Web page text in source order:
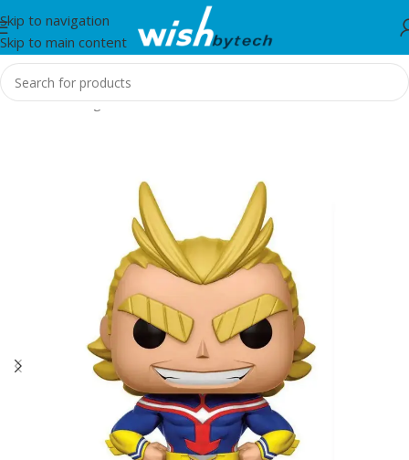
Skip to navigation
Skip to main content
Home/Gaming